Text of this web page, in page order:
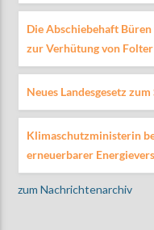
Die Abschiebehaft
zur Verhütung von
Neues Landesgesetz
Klimaschutzministerin
erneuerbarer
zum Nachrichtenarchiv